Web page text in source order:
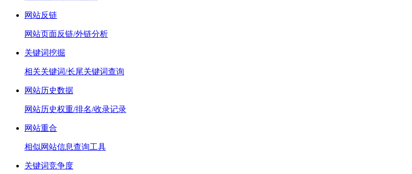
网站反链
网站页面反链/外链分析
关键词挖掘
相关关键词/长尾关键词查询
网站历史数据
网站历史权重/排名/收录记录
网站重合
相似网站信息查询工具
关键词竞争度